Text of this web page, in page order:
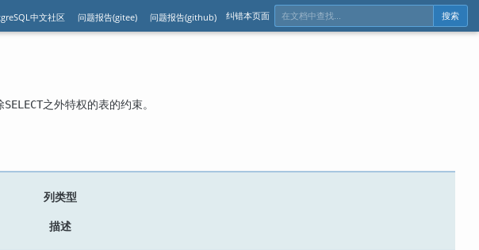
中文社区 问题报告(gitee) 问题报告(github) 纠错本页面 搜索
SELECT之外特权的表的约束。
列类型
描述